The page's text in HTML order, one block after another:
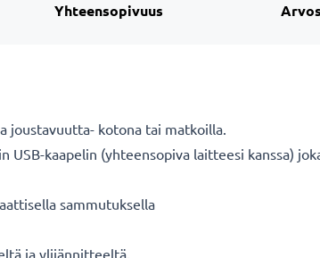
Yhteensopivuus
joustavuutta- kotona tai matkoilla.
USB-kaapelin (yhteensopiva laitteesi kanssa)
sammutuksella
ja ylijännitteeltä.